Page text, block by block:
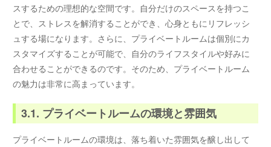
スするための理想的な空間です。自分だけのスペースを持つこ
とで、ストレスを解消することができ、心身ともにリフレッシ
ュする場になります。さらに、プライベートルームは個別にカ
スタマイズすることが可能で、自分のライフスタイルや好みに
合わせることができるのです。そのため、プライベートルーム
の魅力は非常に高まっています。
3.1. プライベートルームの環境と雰囲気
プライベートルームの環境は、落ち着いた雰囲気を醸し出して